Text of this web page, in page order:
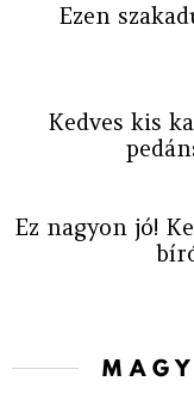
Ezen
Kedves kis
Ez nagyon jó!